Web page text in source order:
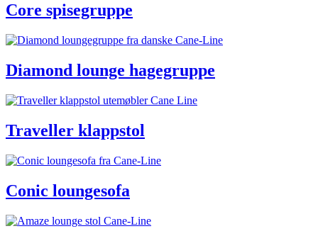
Core spisegruppe
Diamond lounge hagegruppe
Traveller klappstol
Conic loungesofa